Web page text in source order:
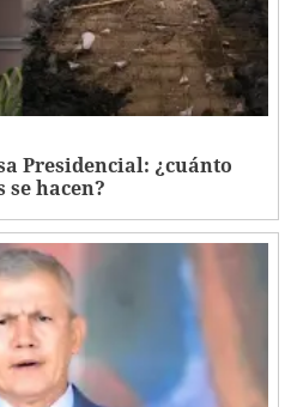
Presidencial: ¿cuánto
hacen?